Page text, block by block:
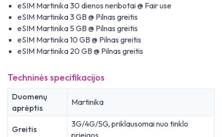
eSIM Martinika 30 dienos neribotai @ Fair use
eSIM Martinika 3 GB @ Pilnas greitis
eSIM Martinika 5 GB @ Pilnas greitis
eSIM Martinika 10 GB @ Pilnas greitis
eSIM Martinika 20 GB @ Pilnas greitis
Techninės specifikacijos
Duomenų
aprėptis
Martinika
Greitis
3G/4G/5G, priklausomai nuo tinklo